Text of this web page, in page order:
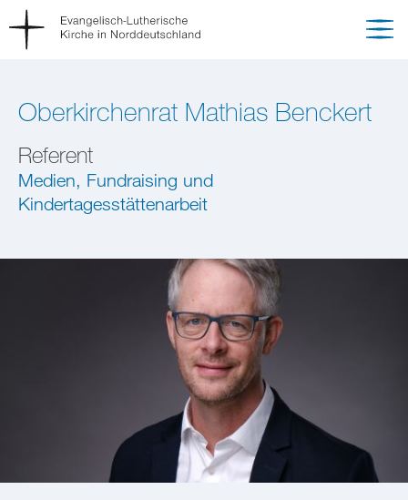
Oberkirchenrat Mathias Benckert
Referent
Medien, Fundraising und
Kindertagesstättenarbeit